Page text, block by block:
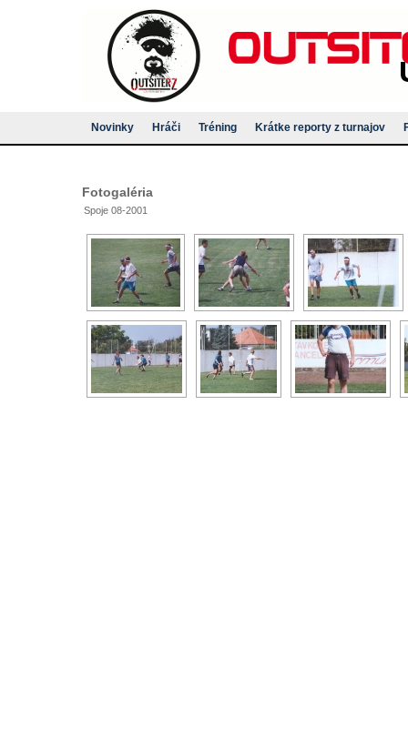
Novinky Hráči Tréning Krátke reporty z turnajov
Fotogaléria
Spoje 08-2001